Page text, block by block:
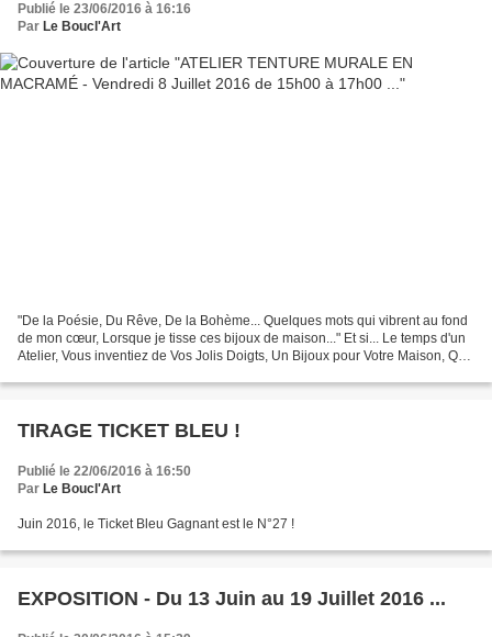
Publié le 23/06/2016 à 16:16
Par Le Boucl'Art
"De la Poésie, Du Rêve, De la Bohème... Quelques mots qui vibrent au fond
de mon cœur, Lorsque je tisse ces bijoux de maison..." Et si... Le temps d'un
Atelier, Vous inventiez de Vos Jolis Doigts, Un Bijoux pour Votre Maison, Qui
TIRAGE TICKET BLEU !
Publié le 22/06/2016 à 16:50
Par Le Boucl'Art
Juin 2016, le Ticket Bleu Gagnant est le N°27 !
EXPOSITION - Du 13 Juin au 19 Juillet 2016 ...